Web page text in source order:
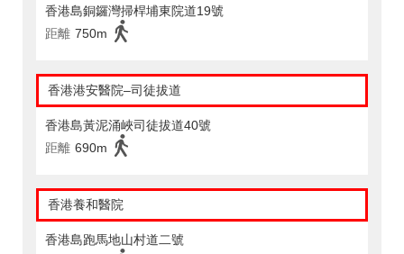
香港島銅鑼灣掃桿埔東院道19號
距離 750m
香港港安醫院–司徒拔道
香港島黃泥涌峽司徒拔道40號
距離 690m
香港養和醫院
香港島跑馬地山村道二號